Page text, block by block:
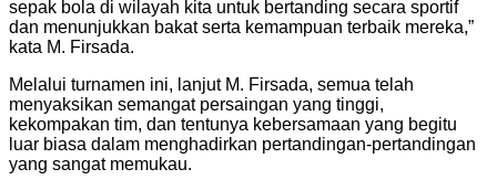
sepak bola di wilayah kita untuk bertanding secara sportif
dan menunjukkan bakat serta kemampuan terbaik mereka,”
kata M. Firsada.
Melalui turnamen ini, lanjut M. Firsada, semua telah
menyaksikan semangat persaingan yang tinggi,
kekompakan tim, dan tentunya kebersamaan yang begitu
luar biasa dalam menghadirkan pertandingan-pertandingan
yang sangat memukau.